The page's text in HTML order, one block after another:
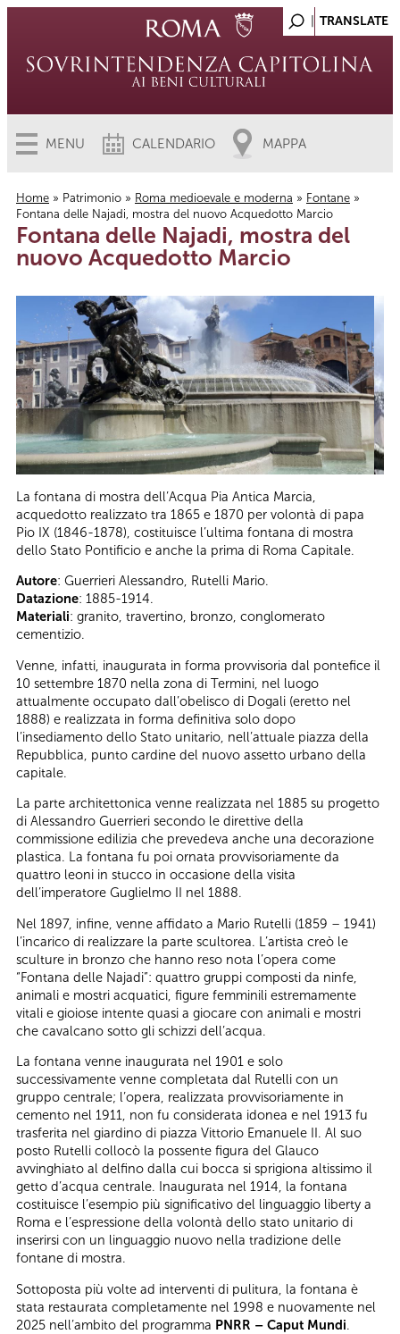
MENU CALENDARIO MAPPA
Tu sei qui
Home » Patrimonio » Roma medioevale e moderna » Fontane »
Fontana delle Najadi, mostra del nuovo Acquedotto Marcio
Fontana delle Najadi, mostra del
nuovo Acquedotto Marcio
La fontana di mostra dell’Acqua Pia Antica Marcia,
acquedotto realizzato tra 1865 e 1870 per volontà di papa
Pio IX (1846-1878), costituisce l’ultima fontana di mostra
dello Stato Pontificio e anche la prima di Roma Capitale.
Autore: Guerrieri Alessandro, Rutelli Mario.
Datazione: 1885-1914.
Materiali: granito, travertino, bronzo, conglomerato
cementizio.
Venne, infatti, inaugurata in forma provvisoria dal pontefice il
10 settembre 1870 nella zona di Termini, nel luogo
attualmente occupato dall’obelisco di Dogali (eretto nel
1888) e realizzata in forma definitiva solo dopo
l’insediamento dello Stato unitario, nell’attuale piazza della
Repubblica, punto cardine del nuovo assetto urbano della
capitale.
La parte architettonica venne realizzata nel 1885 su progetto
di Alessandro Guerrieri secondo le direttive della
commissione edilizia che prevedeva anche una decorazione
plastica. La fontana fu poi ornata provvisoriamente da
quattro leoni in stucco in occasione della visita
dell’imperatore Guglielmo II nel 1888.
Nel 1897, infine, venne affidato a Mario Rutelli (1859 – 1941)
l’incarico di realizzare la parte scultorea. L’artista creò le
sculture in bronzo che hanno reso nota l’opera come
“Fontana delle Najadi”: quattro gruppi composti da ninfe,
animali e mostri acquatici, figure femminili estremamente
vitali e gioiose intente quasi a giocare con animali e mostri
che cavalcano sotto gli schizzi dell’acqua.
La fontana venne inaugurata nel 1901 e solo
successivamente venne completata dal Rutelli con un
gruppo centrale; l’opera, realizzata provvisoriamente in
cemento nel 1911, non fu considerata idonea e nel 1913 fu
trasferita nel giardino di piazza Vittorio Emanuele II. Al suo
posto Rutelli collocò la possente figura del Glauco
avvinghiato al delfino dalla cui bocca si sprigiona altissimo il
getto d’acqua centrale. Inaugurata nel 1914, la fontana
costituisce l’esempio più significativo del linguaggio liberty a
Roma e l’espressione della volontà dello stato unitario di
inserirsi con un linguaggio nuovo nella tradizione delle
fontane di mostra.
Sottoposta più volte ad interventi di pulitura, la fontana è
stata restaurata completamente nel 1998 e nuovamente nel
2025 nell’ambito del programma PNRR – Caput Mundi.